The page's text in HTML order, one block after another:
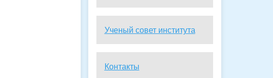
Ученый совет института
Контакты